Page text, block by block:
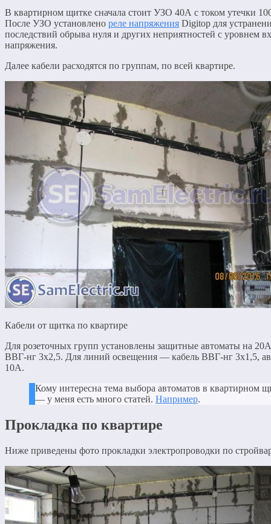
В квартирном щитке сначала стоит УЗО 40А с током утечки
После УЗО установлено реле напряжения Digitop для
последствий обрыва нуля и других неприятностей с уровнем
напряжения.
Далее кабели расходятся по группам, по всей квартире.
Кабели от щитка по квартире
Для розеточных групп установлены защитные автоматы на
ВВГ-нг 3х2,5. Для линий освещения — кабель ВВГ-нг 3х1,5,
10А.
Кому интересна тема выбора автоматов в квартирном
— у меня есть много статей. Например.
Прокладка по квартире
Ниже приведены фото прокладки электропроводки по